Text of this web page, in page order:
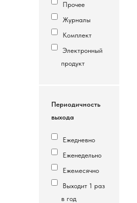
Прочее
Журналы
Комплект
Электронный
продукт
Периодичность
выхода
Ежедневно
Еженедельно
Ежемесячно
Выходит 1 раз
в год